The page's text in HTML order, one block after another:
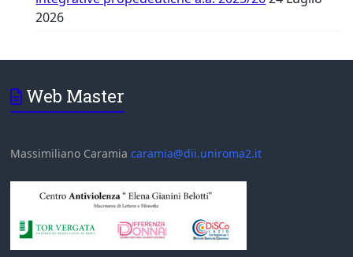
2026
Web Master
Massimiliano Caramiacaramia@dii.uniroma2.it